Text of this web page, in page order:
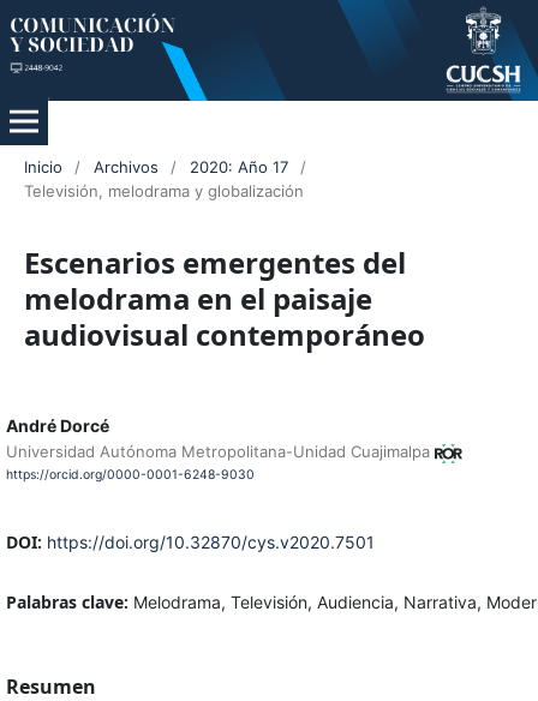
Inicio / Archivos / 2020: Año 17
/
Televisión, melodrama y globalización
Escenarios emergentes del
melodrama en el paisaje
audiovisual contemporáneo
André Dorcé
Universidad Autónoma Metropolitana-Unidad Cuajimalpa
https://orcid.org/0000-0001-6248-9030
DOI: https://doi.org/10.32870/cys.v2020.7501
Palabras clave: Melodrama, Televisión, Audiencia, Narrativa,
Resumen